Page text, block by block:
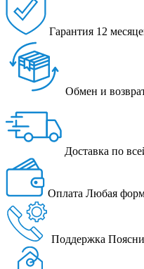
Гарантия 12
Обмен и
Доставка по
Оплата Любая
Поддержка